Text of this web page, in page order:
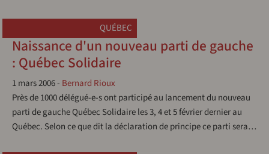
QUÉBEC
Naissance d'un nouveau parti de gauche
: Québec Solidaire
1 mars 2006- Bernard Rioux
Près de 1000 délégué-e-s ont participé au lancement du nouveau
parti de gauche Québec Solidaire les 3, 4 et 5 février dernier au
Québec. Selon ce que dit la déclaration de principe ce parti sera…